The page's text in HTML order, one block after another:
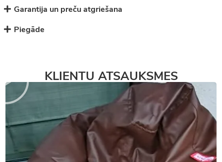
Garantija un preču atgriešana
Piegāde
KLIENTU ATSAUKSMES